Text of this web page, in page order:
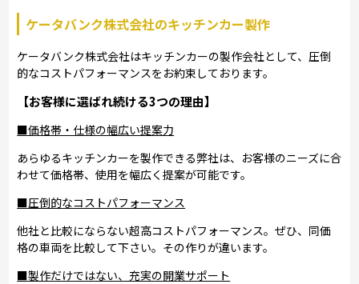
ケータバンク株式会社のキッチンカー製作
ケータバンク株式会社はキッチンカーの製作会社として、圧倒
的なコストパフォーマンスをお約束しております。
【お客様に選ばれ続ける3つの理由】
■価格帯・仕様の幅広い提案力
あらゆるキッチンカーを製作できる弊社は、お客様のニーズに合
わせて価格帯、使用を幅広く提案が可能です。
■圧倒的なコストパフォーマンス
他社と比較にならない超高コストパフォーマンス。ぜひ、同価
格の車両を比較して下さい。その作りが違います。
■製作だけではない、充実の開業サポート